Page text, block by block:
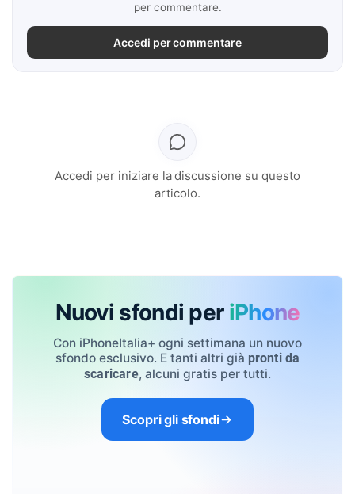
per commentare.
Accedi per commentare
Accedi per iniziare la discussione su questo
articolo.
Nuovi sfondi per iPhone
Con iPhoneItalia+ ogni settimana un nuovo
sfondo esclusivo. E tanti altri già pronti da
scaricare, alcuni gratis per tutti.
Scopri gli sfondi